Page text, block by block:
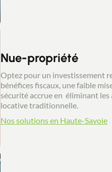
Nue-propriété
Optez pour un investissement
bénéfices fiscaux, une faible
sécurité accrue en éliminant les
locative traditionnelle.
Nos solutions en Haute-Savoie